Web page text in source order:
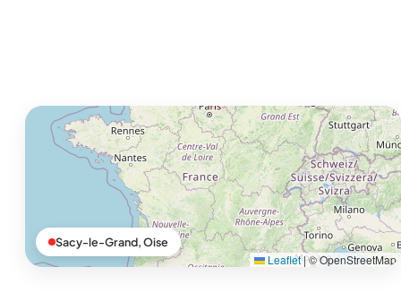
Leaflet |© OpenStreetMap
Sacy-le-Grand, Oise